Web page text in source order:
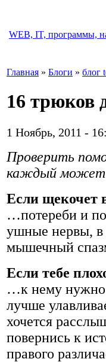
WEB, IT, программы,
Главная » Блоги » блог
16 трюков
1 Ноябрь, 2011 -
Проверить
каждый может
Если щекочет
…потереби и
ушные нервы, в
мышечный
Если тебе
…к нему нужно
лучше
хочется
повернись к
правого